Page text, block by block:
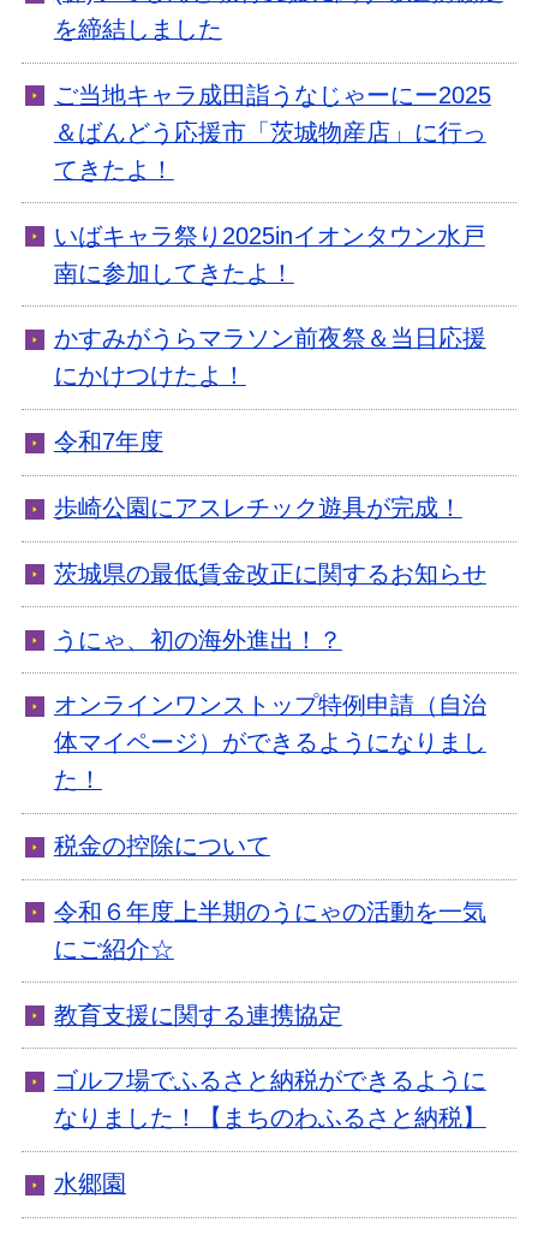
を締結しました
ご当地キャラ成田詣うなじゃーにー2025
＆ばんどう応援市「茨城物産店」に行っ
てきたよ！
いばキャラ祭り2025inイオンタウン水戸
南に参加してきたよ！
かすみがうらマラソン前夜祭＆当日応援
にかけつけたよ！
令和7年度
歩崎公園にアスレチック遊具が完成！
茨城県の最低賃金改正に関するお知らせ
うにゃ、初の海外進出！？
オンラインワンストップ特例申請（自治
体マイページ）ができるようになりまし
た！
税金の控除について
令和６年度上半期のうにゃの活動を一気
にご紹介☆
教育支援に関する連携協定
ゴルフ場でふるさと納税ができるように
なりました！【まちのわふるさと納税】
水郷園